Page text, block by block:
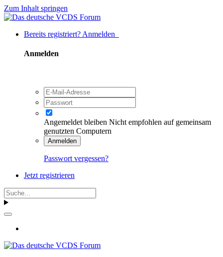
Zum Inhalt springen
Bereits registriert? Anmelden
Anmelden
Angemeldet bleiben Nicht empfohlen auf gemeinsam
genutzten Computern
Anmelden
Passwort vergessen?
Jetzt registrieren